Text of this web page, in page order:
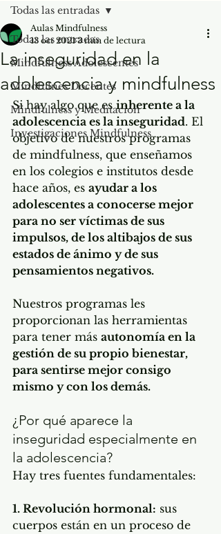
Todas las entradas
Mindfulness Adolescentes
Mindfulnes Docentes
Mindfulness y Meditación
Investigaciones Mindfulness
Todas las entradas
La inseguridad en la
adolescencia y mindfulness
Aulas Mindfulness
13 oct 2021 3 min de lectura
Si hay algo que es inherente a la
adolescencia es la inseguridad. El
objetivo de nuestros programas
de mindfulness, que enseñamos
en los colegios e institutos desde
hace años, es ayudar a los
adolescentes a conocerse mejor
para no ser víctimas de sus
impulsos, de los altibajos de sus
estados de ánimo y de sus
pensamientos negativos.
Nuestros programas les
proporcionan las herramientas
para tener más autonomía en la
gestión de su propio bienestar,
para sentirse mejor consigo
mismo y con los demás.
¿Por qué aparece la
inseguridad especialmente en
la adolescencia?
Hay tres fuentes fundamentales:
1. Revolución hormonal: sus
cuerpos están en un proceso de